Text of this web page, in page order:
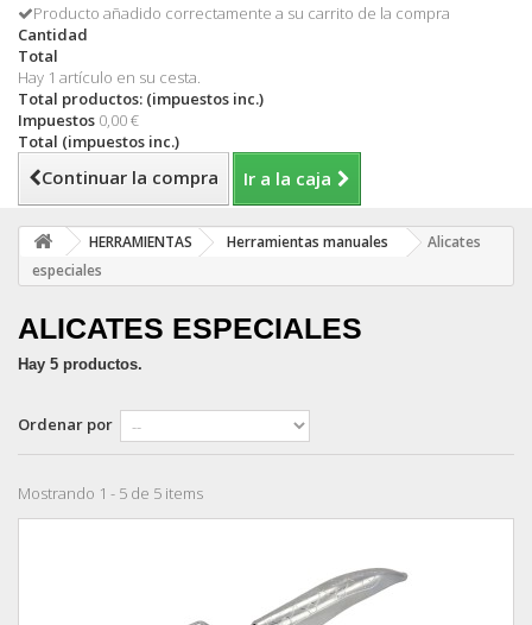
Producto añadido correctamente a su carrito de la compra
Cantidad
Total
Hay 1 artículo en su cesta.
Total productos: (impuestos inc.)
Impuestos 0,00 €
Total (impuestos inc.)
Continuar la compra Ir a la caja
HERRAMIENTAS Herramientas manuales
Alicates
especiales
ALICATES ESPECIALES
Hay 5 productos.
Ordenar por
Mostrando 1 - 5 de 5 items